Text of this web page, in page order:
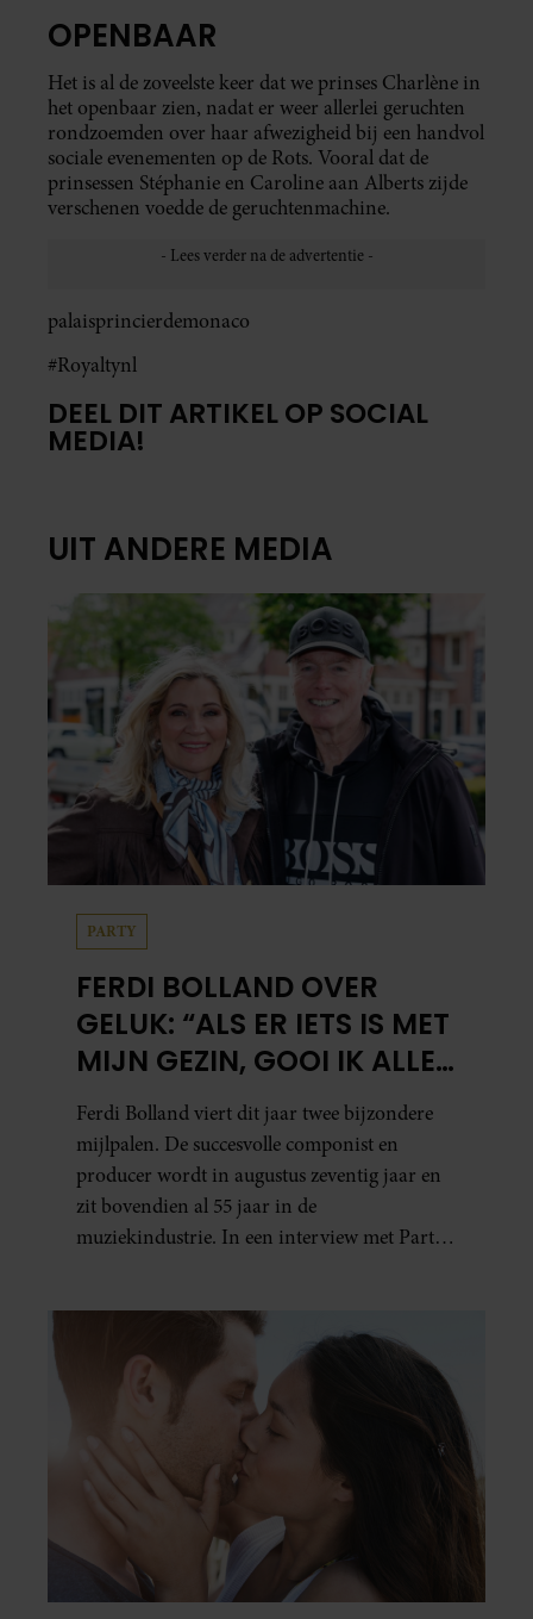
OPENBAAR
Het is al de zoveelste keer dat we prinses Charlène in
het openbaar zien, nadat er weer allerlei geruchten
rondzoemden over haar afwezigheid bij een handvol
sociale evenementen op de Rots. Vooral dat de
prinsessen Stéphanie en Caroline aan Alberts zijde
verschenen voedde de geruchtenmachine.
palaisprincierdemonaco
#Royaltynl
DEEL DIT ARTIKEL OP SOCIAL
MEDIA!
UIT ANDERE MEDIA
PARTY
FERDI BOLLAND OVER
GELUK: “ALS ER IETS IS MET
MIJN GEZIN, GOOI IK ALLES
UIT MIJN AGENDA”
Ferdi Bolland viert dit jaar twee bijzondere
mijlpalen. De succesvolle componist en
producer wordt in augustus zeventig jaar en
zit bovendien al 55 jaar in de
muziekindustrie. In een interview met Party
waar zijn prioriteiten tegenwoordig liggen:
zijn gezin.